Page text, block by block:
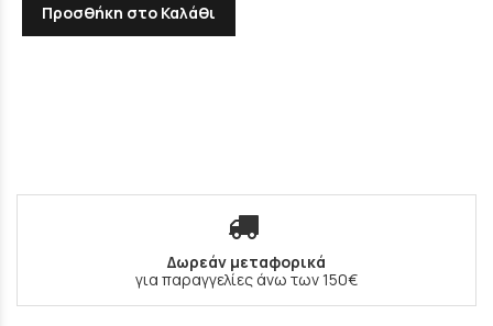
Προσθήκη στο Καλάθι
Δωρεάν μεταφορικά
για παραγγελίες άνω των 150€